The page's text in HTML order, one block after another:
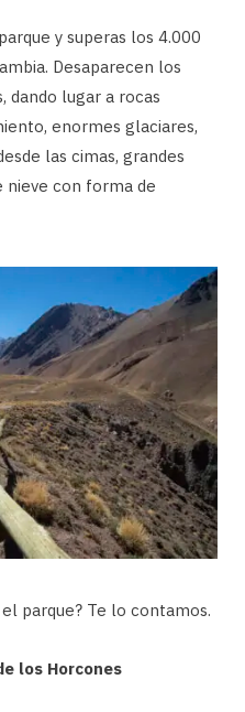
y superas los 4.000
Desaparecen los
dando lugar a rocas
enormes glaciares,
las cimas, grandes
nieve con forma de
parque? Te lo contamos.
los Horcones